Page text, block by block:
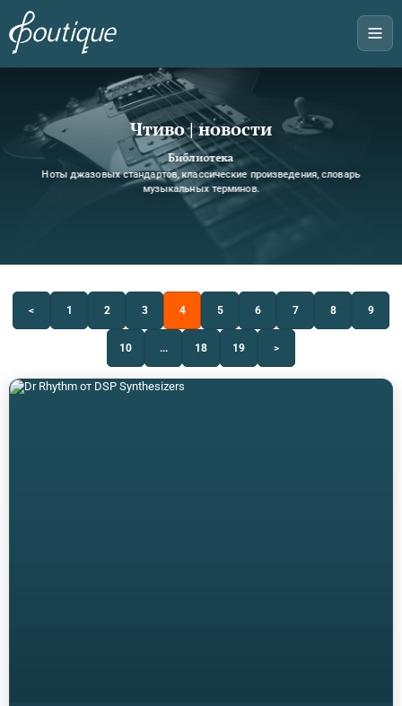
Чтиво | новости
Библиотека
Ноты джазовых стандартов, классические произведения, словарь
музыкальных терминов.
< 1 2 3 4 5 6 7 8 9
10 ... 18 19 >